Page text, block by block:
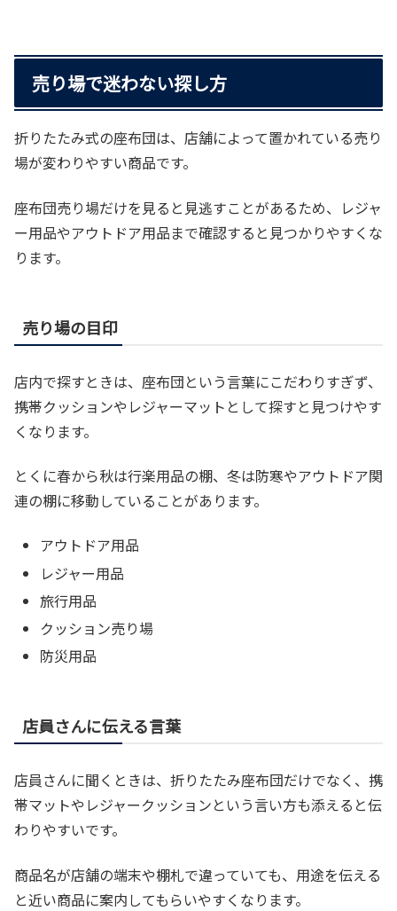
売り場で迷わない探し方
折りたたみ式の座布団は、店舗によって置かれている売り
場が変わりやすい商品です。
座布団売り場だけを見ると見逃すことがあるため、レジャ
ー用品やアウトドア用品まで確認すると見つかりやすくな
ります。
売り場の目印
店内で探すときは、座布団という言葉にこだわりすぎず、
携帯クッションやレジャーマットとして探すと見つけやす
くなります。
とくに春から秋は行楽用品の棚、冬は防寒やアウトドア関
連の棚に移動していることがあります。
アウトドア用品
レジャー用品
旅行用品
クッション売り場
防災用品
店員さんに伝える言葉
店員さんに聞くときは、折りたたみ座布団だけでなく、携
帯マットやレジャークッションという言い方も添えると伝
わりやすいです。
商品名が店舗の端末や棚札で違っていても、用途を伝える
と近い商品に案内してもらいやすくなります。